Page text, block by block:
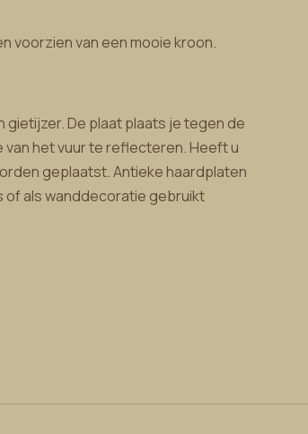
voorzien van een mooie kroon.
gietijzer. De plaat plaats je tegen de
het vuur te reflecteren. Heeft u
geplaatst. Antieke haardplaten
of als wanddecoratie gebruikt